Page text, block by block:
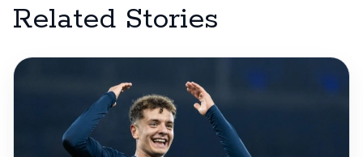
Related Stories